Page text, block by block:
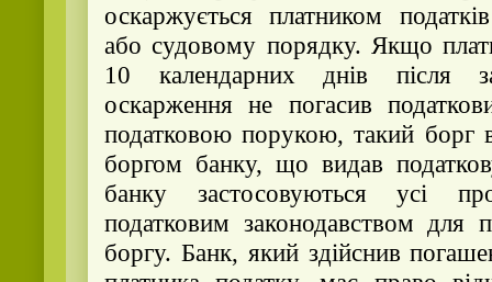
оскаржується платником
або судовому порядку. Якщо
10 календарних днів після
оскарження не погасив
податковою порукою, такий борг
боргом банку, що видав
банку застосовуються усі
податковим законодавством для
боргу. Банк, який здійснив